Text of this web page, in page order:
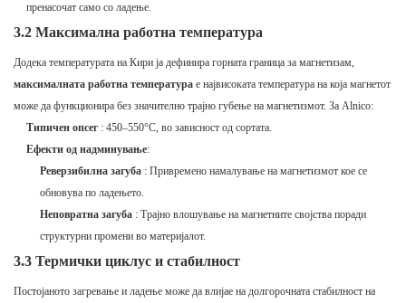
пренасочат само со ладење.
3.2 Максимална работна температура
Додека температурата на Кири ја дефинира горната граница за магнетизам,
максималната работна температура е највисоката температура на која магнетот
може да функционира без значително трајно губење на магнетизмот. За Alnico:
Типичен опсег: 450–550°C, во зависност од сортата.
Ефекти од надминување:
Реверзибилна загуба: Привремено намалување на магнетизмот кое се
обновува по ладењето.
Неповратна загуба: Трајно влошување на магнетните својства поради
структурни промени во материјалот.
3.3 Термички циклус и стабилност
Постојаното загревање и ладење може да влијае на долгорочната стабилност на